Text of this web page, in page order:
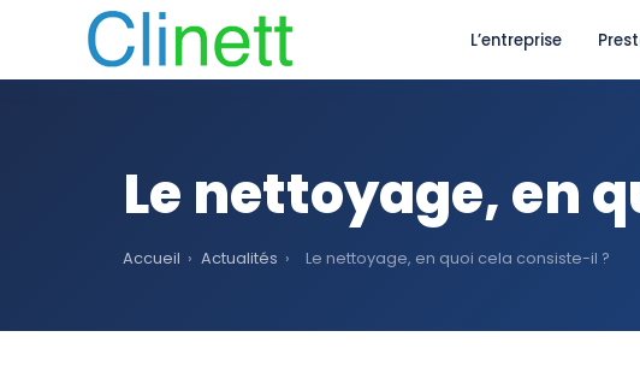
L’entreprise
Le nettoyage, en
Accueil › Actualités › Le nettoyage, en quoi cela consiste-il ?